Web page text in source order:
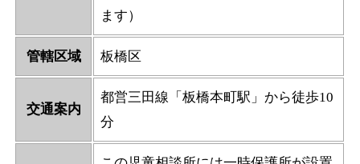
ます）
管轄区域 板橋区
交通案内
都営三田線「板橋本町駅」から徒歩10
分